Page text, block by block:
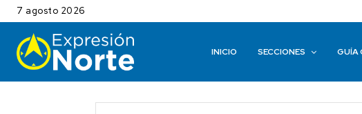
7 agosto 2026
INICIO SECCIONES GUÍA